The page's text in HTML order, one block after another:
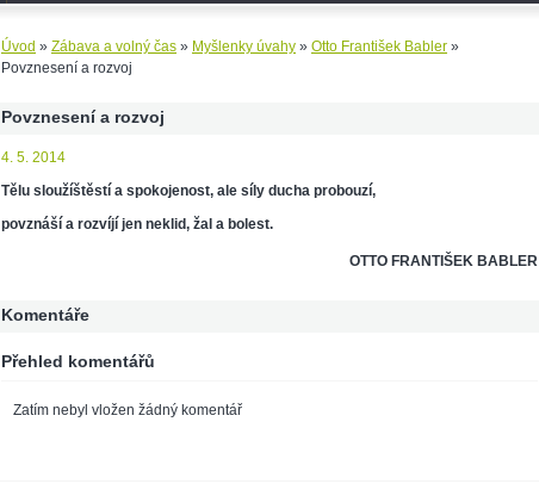
Úvod » Zábava a volný čas » Myšlenky úvahy » Otto František Babler »
Povznesení a rozvoj
Povznesení a rozvoj
4. 5. 2014
Tělu sloužíštěstí a spokojenost, ale síly ducha probouzí,
povznáší a rozvíjí jen neklid, žal a bolest.
OTTO FRANTIŠEK BABLER
Komentáře
Přehled komentářů
Zatím nebyl vložen žádný komentář